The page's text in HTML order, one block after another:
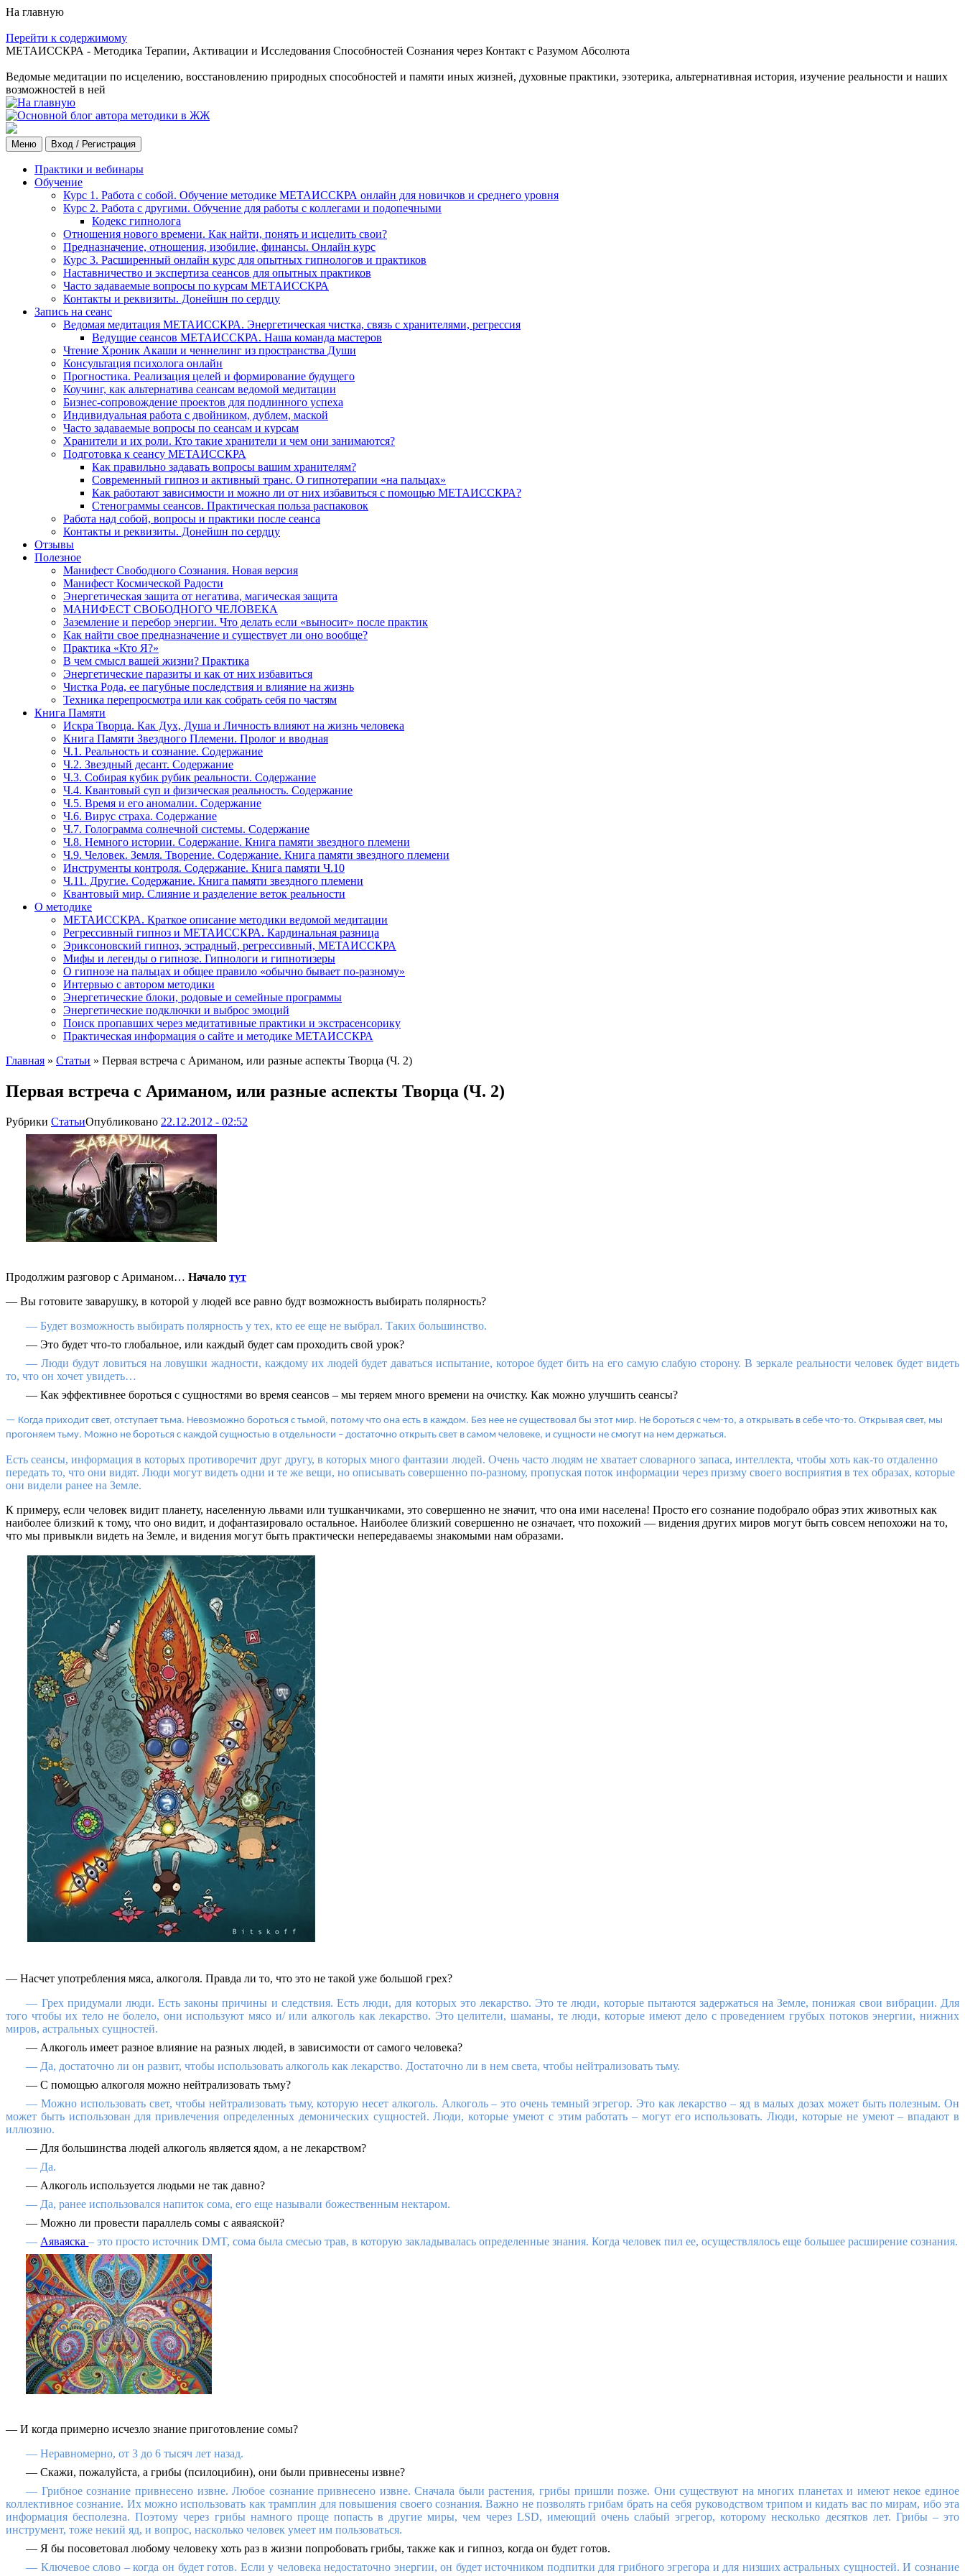
На главную
Перейти к содержимому
МЕТАИССКРА - Методика Терапии, Активации и Исследования Способностей Сознания через Контакт с Разумом Абсолюта
Ведомые медитации по исцелению, восстановлению природных способностей и памяти иных жизней, духовные практики, эзотерика, альтернативная история, изучение реальности и наших
возможностей в ней
Меню Вход / Регистрация
Практики и вебинары
Обучение
Курс 1. Работа с собой. Обучение методике МЕТАИССКРА онлайн для новичков и среднего уровня
Курс 2. Работа с другими. Обучение для работы с коллегами и подопечными
Кодекс гипнолога
Отношения нового времени. Как найти, понять и исцелить свои?
Предназначение, отношения, изобилие, финансы. Онлайн курс
Курс 3. Расширенный онлайн курс для опытных гипнологов и практиков
Наставничество и экспертиза сеансов для опытных практиков
Часто задаваемые вопросы по курсам МЕТАИССКРА
Контакты и реквизиты. Донейшн по сердцу
Запись на сеанс
Ведомая медитация МЕТАИССКРА. Энергетическая чистка, связь с хранителями, регрессия
Ведущие сеансов МЕТАИССКРА. Наша команда мастеров
Чтение Хроник Акаши и ченнелинг из пространства Души
Консультация психолога онлайн
Прогностика. Реализация целей и формирование будущего
Коучинг, как альтернатива сеансам ведомой медитации
Бизнес-сопровождение проектов для подлинного успеха
Индивидуальная работа с двойником, дублем, маской
Часто задаваемые вопросы по сеансам и курсам
Хранители и их роли. Кто такие хранители и чем они занимаются?
Подготовка к сеансу МЕТАИССКРА
Как правильно задавать вопросы вашим хранителям?
Современный гипноз и активный транс. О гипнотерапии «на пальцах»
Как работают зависимости и можно ли от них избавиться с помощью МЕТАИССКРА?
Стенограммы сеансов. Практическая польза распаковок
Работа над собой, вопросы и практики после сеанса
Контакты и реквизиты. Донейшн по сердцу
Отзывы
Полезное
Манифест Свободного Сознания. Новая версия
Манифест Космической Радости
Энергетическая защита от негатива, магическая защита
МАНИФЕСТ СВОБОДНОГО ЧЕЛОВЕКА
Заземление и перебор энергии. Что делать если «выносит» после практик
Как найти свое предназначение и существует ли оно вообще?
Практика «Кто Я?»
В чем смысл вашей жизни? Практика
Энергетические паразиты и как от них избавиться
Чистка Рода, ее пагубные последствия и влияние на жизнь
Техника перепросмотра или как собрать себя по частям
Книга Памяти
Искра Творца. Как Дух, Душа и Личность влияют на жизнь человека
Книга Памяти Звездного Племени. Пролог и вводная
Ч.1. Реальность и сознание. Содержание
Ч.2. Звездный десант. Содержание
Ч.3. Собирая кубик рубик реальности. Содержание
Ч.4. Квантовый суп и физическая реальность. Содержание
Ч.5. Время и его аномалии. Содержание
Ч.6. Вирус страха. Содержание
Ч.7. Голограмма солнечной системы. Содержание
Ч.8. Немного истории. Содержание. Книга памяти звездного племени
Ч.9. Человек. Земля. Творение. Содержание. Книга памяти звездного племени
Инструменты контроля. Содержание. Книга памяти Ч.10
Ч.11. Другие. Содержание. Книга памяти звездного племени
Квантовый мир. Слияние и разделение веток реальности
О методике
МЕТАИССКРА. Краткое описание методики ведомой медитации
Регрессивный гипноз и МЕТАИССКРА. Кардинальная разница
Эриксоновский гипноз, эстрадный, регрессивный, МЕТАИССКРА
Мифы и легенды о гипнозе. Гипнологи и гипнотизеры
О гипнозе на пальцах и общее правило «обычно бывает по-разному»
Интервью с автором методики
Энергетические блоки, родовые и семейные программы
Энергетические подключки и выброс эмоций
Поиск пропавших через медитативные практики и экстрасенсорику
Практическая информация о сайте и методике МЕТАИССКРА
Главная » Статьи » Первая встреча с Ариманом, или разные аспекты Творца (Ч. 2)
Первая встреча с Ариманом, или разные аспекты Творца (Ч. 2)
Рубрики СтатьиОпубликовано 22.12.2012 - 02:52
Продолжим разговор с Ариманом… Начало тут
— Вы готовите заварушку, в которой у людей все равно будт возможность выбирать полярность?
— Будет возможность выбирать полярность у тех, кто ее еще не выбрал. Таких большинство.
— Это будет что-то глобальное, или каждый будет сам проходить свой урок?
— Люди будут ловиться на ловушки жадности, каждому их людей будет даваться испытание, которое будет бить на его самую слабую сторону. В зеркале реальности человек будет видеть
то, что он хочет увидеть…
— Как эффективнее бороться с сущностями во время сеансов – мы теряем много времени на очистку. Как можно улучшить сеансы?
— Когда приходит свет, отступает тьма. Невозможно бороться с тьмой, потому что она есть в каждом. Без нее не существовал бы этот мир. Не бороться с чем-то, а открывать в себе что-то. Открывая свет, мы
прогоняем тьму. Можно не бороться с каждой сущностью в отдельности – достаточно открыть свет в самом человеке, и сущности не смогут на нем держаться.
Есть сеансы, информация в которых противоречит друг другу, в которых много фантазии людей. Очень часто людям не хватает словарного запаса, интеллекта, чтобы хоть как-то отдаленно
передать то, что они видят. Люди могут видеть одни и те же вещи, но описывать совершенно по-разному, пропуская поток информации через призму своего восприятия в тех образах, которые
они видели ранее на Земле.
К примеру, если человек видит планету, населенную львами или тушканчиками, это совершенно не значит, что она ими населена! Просто его сознание подобрало образ этих животных как
наиболее близкий к тому, что оно видит, и дофантазировало остальное. Наиболее близкий совершенно не означает, что похожий — видения других миров могут быть совсем непохожи на то,
что мы привыкли видеть на Земле, и видения могут быть практически непередаваемы знакомыми нам образами.
— Насчет употребления мяса, алкоголя. Правда ли то, что это не такой уже большой грех?
— Грех придумали люди. Есть законы причины и следствия. Есть люди, для которых это лекарство. Это те люди, которые пытаются задержаться на Земле, понижая свои вибрации. Для
того чтобы их тело не болело, они используют мясо и/ или алкоголь как лекарство. Это целители, шаманы, те люди, которые имеют дело с проведением грубых потоков энергии, нижних
миров, астральных сущностей.
— Алкоголь имеет разное влияние на разных людей, в зависимости от самого человека?
— Да, достаточно ли он развит, чтобы использовать алкоголь как лекарство. Достаточно ли в нем света, чтобы нейтрализовать тьму.
— С помощью алкоголя можно нейтрализовать тьму?
— Можно использовать свет, чтобы нейтрализовать тьму, которую несет алкоголь. Алкоголь – это очень темный эгрегор. Это как лекарство – яд в малых дозах может быть полезным. Он
может быть использован для привлечения определенных демонических сущностей. Люди, которые умеют с этим работать – могут его использовать. Люди, которые не умеют – впадают в
иллюзию.
— Для большинства людей алкоголь является ядом, а не лекарством?
— Да.
— Алкоголь используется людьми не так давно?
— Да, ранее использовался напиток сома, его еще называли божественным нектаром.
— Можно ли провести параллель сомы с аяваяской?
— Аяваяска– это просто источникDMT, сома была смесью трав, в которую закладывалась определенные знания. Когда человек пил ее, осуществлялось еще большее расширение сознания.
— И когда примерно исчезло знание приготовление сомы?
— Неравномерно, от 3 до 6 тысяч лет назад.
— Скажи, пожалуйста, а грибы (псилоцибин), они были привнесены извне?
— Грибное сознание привнесено извне. Любое сознание привнесено извне. Сначала были растения, грибы пришли позже. Они существуют на многих планетах и имеют некое единое
коллективное сознание. Их можно использовать как трамплин для повышения своего сознания. Важно не позволять грибам брать на себя руководством трипом и кидать вас по мирам, ибо эта
информация бесполезна. Поэтому через грибы намного проще попасть в другие миры, чем через LSD, имеющий очень слабый эгрегор, которому несколько десятков лет. Грибы – это
инструмент, тоже некий яд, и вопрос, насколько человек умеет им пользоваться.
— Я бы посоветовал любому человеку хоть раз в жизни попробовать грибы, также как и гипноз, когда он будет готов.
— Ключевое слово – когда он будет готов. Если у человека недостаточно энергии, он будет источником подпитки для грибного эгрегора и для низших астральных сущностей. И сознание